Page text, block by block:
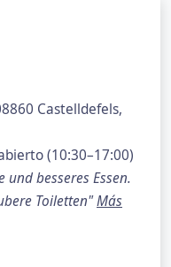
Castelldefels,
(10:30–17:00)
und besseres Essen.
Toiletten"Más